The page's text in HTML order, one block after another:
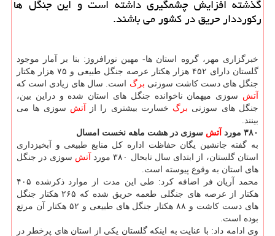
گذشته افزایش چشمگیری داشته است و این جنگل ها
ركورددار حریق در كشور می باشند.
خبرگزاری مهر، گروه استان ها- مهین نورافروز: بنا بر آمار موجود
گلستان دارای ۴۵۲ هزار هكتار عرصه جنگل طبیعی و ۷۵ هزار هكتار
جنگل های دست كاشت سوزنی برگ است. سال های زیادی است كه
آتش سوزی میهمان ناخوانده جنگل های استان شده و دراین بین،
جنگل های سوزنی برگ خسارت بیشتری را از آتش سوزی ها می
بینند.
۳۸۰ مورد
آتش سوزی در هشت ماهه نخست امسال
به گفته جانشین یگان حفاظت اداره كل منابع طبیعی و آبخیزداری
استان گلستان، از ابتدای سال تابحال ۳۸۰ مورد
آتش سوزی در جنگل
های استان به وقوع پیوسته است.
محمد آریان فر اضافه كرد: طی این مدت از موارد ذكرشده ۴۰۵
هكتار از عرصه های جنگلی طعمه حریق شده كه ۲۶۵ هكتار جنگل
های دست كاشت و ۸۸ هكتار جنگل های طبیعی و ۵۲ هكتار آن مرتع
بوده است.
وی ادامه داد: با عنایت به اینكه گلستان یكی از استان های پرخطر در